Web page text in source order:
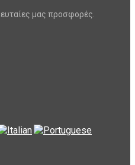
μας προσφορές.